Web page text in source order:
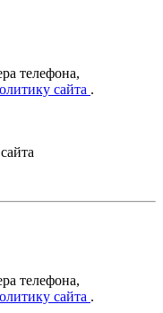
телефона,
сайта .
телефона,
сайта .